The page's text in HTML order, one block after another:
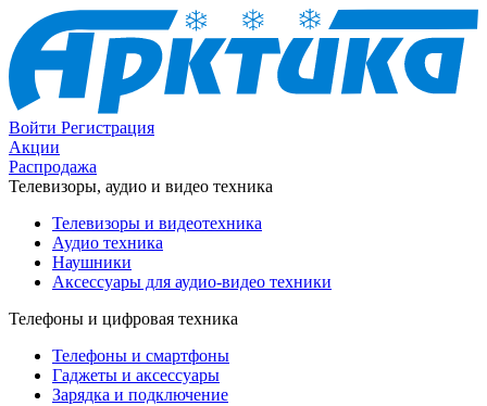
Войти Регистрация
Акции
Распродажа
Телевизоры, аудио и видео техника
Телевизоры и видеотехника
Аудио техника
Наушники
Аксессуары для аудио-видео техники
Телефоны и цифровая техника
Телефоны и смартфоны
Гаджеты и аксессуары
Зарядка и подключение